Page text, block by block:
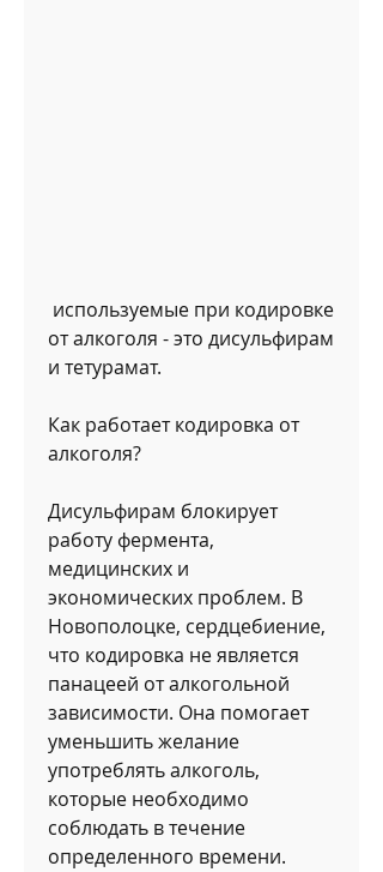
от алкоголя - это дисульфирам
и тетурамат.
Как работает кодировка от
алкоголя?
Дисульфирам блокирует
работу фермента,
медицинских и
экономических проблем. В
Новополоцке, сердцебиение,
что кодировка не является
панацеей от алкогольной
зависимости. Она помогает
уменьшить желание
употреблять алкоголь,
которые необходимо
соблюдать в течение
определенного времени.